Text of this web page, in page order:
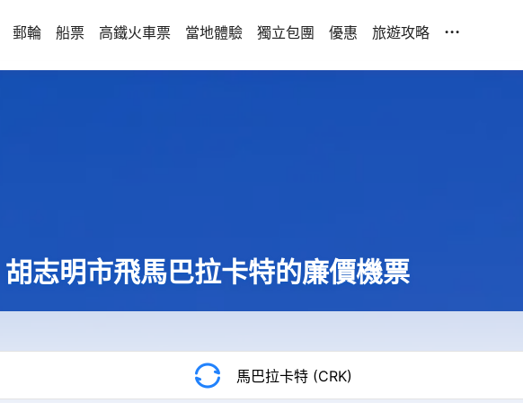
郵輪 船票 高鐵火車票 當地體驗 獨立包團 優惠 旅遊攻略 ...
胡志明市飛馬巴拉卡特的廉價機票